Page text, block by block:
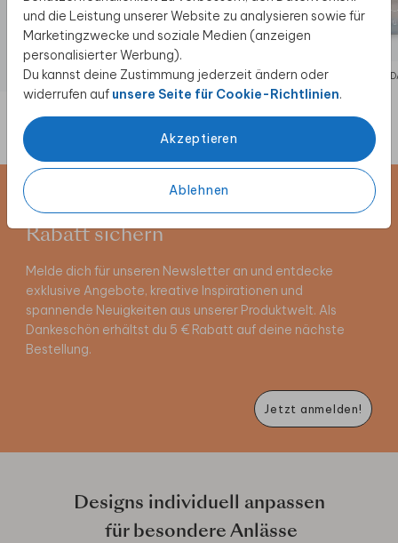
und die Leistung unserer Website zu analysieren sowie für
Marketingzwecke und soziale Medien (anzeigen
personalisierter Werbung).
Du kannst deine Zustimmung jederzeit ändern oder
widerrufen auf unsere Seite für Cookie-Richtlinien.
Akzeptieren
Ablehnen
TRAUER DANKSAGUNG TRAUER
Newsletter abonnieren und 5 €
Rabatt sichern
Melde dich für unseren Newsletter an und entdecke
exklusive Angebote, kreative Inspirationen und
spannende Neuigkeiten aus unserer Produktwelt. Als
Dankeschön erhältst du 5 € Rabatt auf deine nächste
Bestellung.
Jetzt anmelden!
Designs individuell anpassen
für besondere Anlässe